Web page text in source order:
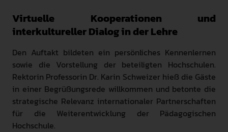
Virtuelle Kooperationen und
interkultureller Dialog in der Lehre
Den Auftakt bildeten ein persönliches Kennenlernen
sowie die Vorstellung der beteiligten Hochschulen.
Rektorin Professorin Dr. Karin Schweizer hieß die Gäste
in einer Begrüßungsrede willkommen und betonte die
strategische Relevanz internationaler Partnerschaften
für die Weiterentwicklung der Pädagogischen
Hochschule.